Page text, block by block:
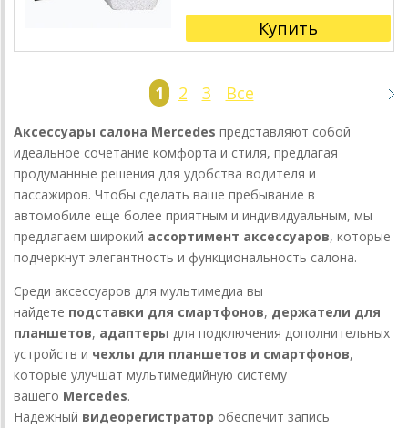
Купить
1 2 3 Все
Аксессуары салона Mercedes представляют собой
идеальное сочетание комфорта и стиля, предлагая
продуманные решения для удобства водителя и
пассажиров. Чтобы сделать ваше пребывание в
автомобиле еще более приятным и индивидуальным, мы
предлагаем широкий ассортимент аксессуаров, которые
подчеркнут элегантность и функциональность салона.
Среди аксессуаров для мультимедиа вы
найдете подставки для смартфонов, держатели для
планшетов, адаптеры для подключения дополнительных
устройств и чехлы для планшетов и смартфонов,
которые улучшат мультимедийную систему
вашего Mercedes.
Надежный видеорегистратор обеспечит запись